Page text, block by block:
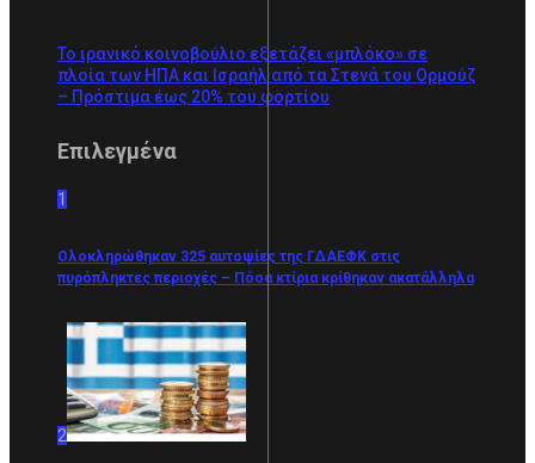
Το ιρανικό κοινοβούλιο εξετάζει «μπλόκο» σε
πλοία των ΗΠΑ και Ισραήλ από τα Στενά του Ορμούζ
– Πρόστιμα έως 20% του φορτίου
Επιλεγμένα
1
Ολοκληρώθηκαν 325 αυτοψίες της ΓΔΑΕΦΚ στις
πυρόπληκτες περιοχές – Πόσα κτίρια κρίθηκαν ακατάλληλα
2